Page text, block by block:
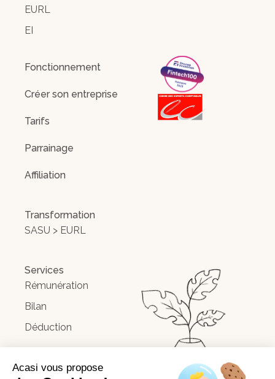
EURL
EI
Fonctionnement
Créer son entreprise
Tarifs
Parrainage
Affiliation
Transformation
SASU > EURL
Services
Rémunération
Bilan
Déduction
Acasi vous propose